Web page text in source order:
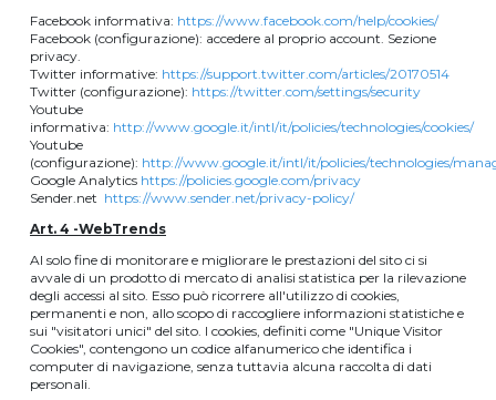
Facebook informativa: https://www.facebook.com/help/cookies/
Facebook (configurazione): accedere al proprio account. Sezione
privacy.
Twitter informative: https://support.twitter.com/articles/20170514
Twitter (configurazione): https://twitter.com/settings/security
Youtube
informativa: http://www.google.it/intl/it/policies/technologies/cookies/
Youtube
(configurazione): http://www.google.it/intl/it/policies/technologies/
Google Analytics https://policies.google.com/privacy
Sender.net https://www.sender.net/privacy-policy/
Art. 4 -WebTrends
Al solo fine di monitorare e migliorare le prestazioni del sito ci si
avvale di un prodotto di mercato di analisi statistica per la rilevazione
degli accessi al sito. Esso può ricorrere all'utilizzo di cookies,
permanenti e non, allo scopo di raccogliere informazioni statistiche e
sui "visitatori unici" del sito. I cookies, definiti come "Unique Visitor
Cookies", contengono un codice alfanumerico che identifica i
computer di navigazione, senza tuttavia alcuna raccolta di dati
personali.